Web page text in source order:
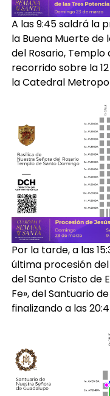
A las 9:45 saldrá la
la Buena Muerte de
del Rosario, Templo
recorrido sobre la
la Catedral
Por la tarde, a las
última procesión
del Santo Cristo de
Fe», del Santuario
finalizando a las